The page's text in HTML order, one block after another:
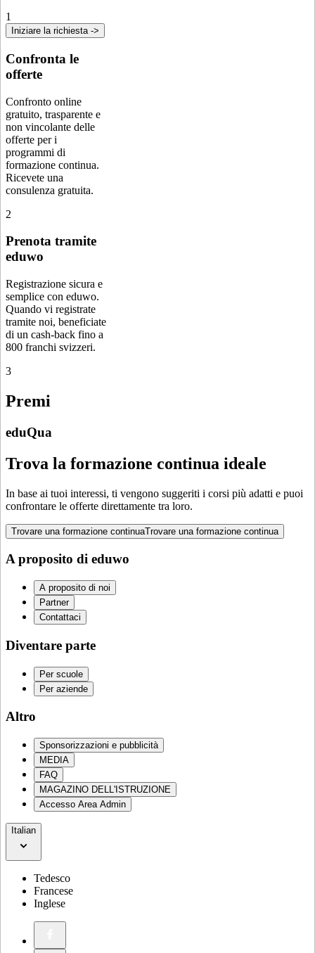
1
Iniziare la richiesta ->
Confronta le
offerte
Confronto online
gratuito, trasparente e
non vincolante delle
offerte per i
programmi di
formazione continua.
Ricevete una
consulenza gratuita.
2
Prenota tramite
eduwo
Registrazione sicura e
semplice con eduwo.
Quando vi registrate
tramite noi, beneficiate
di un cash-back fino a
800 franchi svizzeri.
3
Premi
eduQua
Trova la formazione continua ideale
In base ai tuoi interessi, ti vengono suggeriti i corsi più adatti e puoi
confrontare le offerte direttamente tra loro.
Trovare una formazione continuaTrovare una formazione continua
A proposito di eduwo
A proposito di noi
Partner
Contattaci
Diventare parte
Per scuole
Per aziende
Altro
Sponsorizzazioni e pubblicità
MEDIA
FAQ
MAGAZINO DELL'ISTRUZIONE
Accesso Area Admin
Italian
Tedesco
Francese
Inglese